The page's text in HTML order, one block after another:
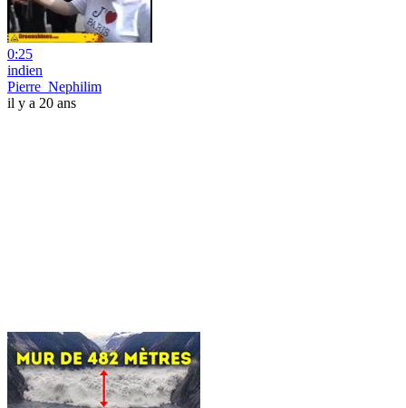
0:25
indien
Pierre_Nephilim
il y a 20 ans